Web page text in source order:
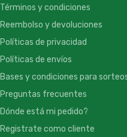
Términos y condiciones
Reembolso y devoluciones
Políticas de privacidad
Políticas de envíos
Bases y condiciones para
Preguntas frecuentes
Dónde está mi pedido?
Registrate como cliente